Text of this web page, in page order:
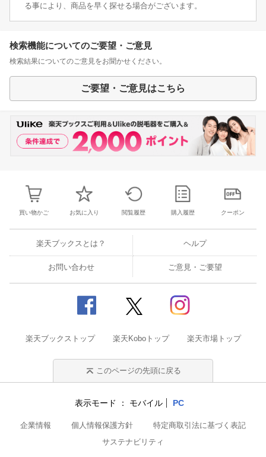
る事により、商品を早く探せる場合がございます。
検索機能についてのご要望・ご意見
検索結果についてのご意見をお聞かせください。
ご要望・ご意見はこちら
買い物かご お気に入り 閲覧履歴 購入履歴 クーポン
楽天ブックスとは？ ヘルプ
お問い合わせ ご意見・ご要望
楽天ブックストップ 楽天Koboトップ 楽天市場トップ
このページの先頭に戻る
表示モード モバイル PC
企業情報 個人情報保護方針
特定商取引法に基づく表記
サステナビリティ